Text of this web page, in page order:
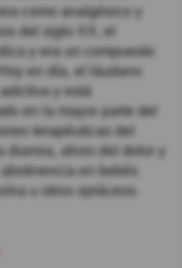
como analgésico y
del siglo XX, el
y era un compuesto
en día, el láudano
y está
en la mayor parte del
terapéuticas del
diarrea, alivio del dolor y
en bebés
u otros opiáceos.